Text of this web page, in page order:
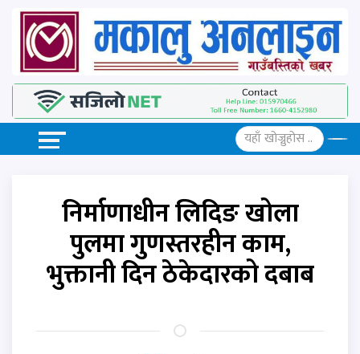
निर्माणाधीन लिदिङ खोला
पुलमा गुणस्तरहीन काम,
भुक्तानी दिन ठेकेदारको दबाब